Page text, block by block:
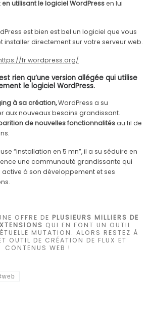
en utilisant le logiciel WordPressen lui
est bien est bel un logiciel que vous
installer directement sur votre serveur web.
fr.wordpress.org/
rien qu’une version allégée qui utilise
le logiciel WordPress.
à sa création,WordPress a su
aux nouveaux besoins grandissant.
de nouvelles fonctionnalitésau fil de
“installation en 5 mn”, il a su séduire en
une communauté grandissante qui
à son développement et ses
OFFRE DE PLUSIEURS MILLIERS DE
QUI EN FONT UN OUTIL
MUTATION. ALORS RESTEZ À
OUTIL DE CRÉATION DE FLUX ET
CONTENUS WEB !